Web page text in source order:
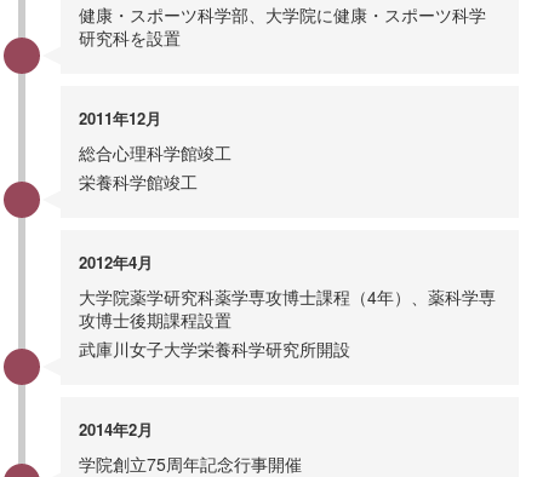
健康・スポーツ科学部、大学院に健康・スポーツ科学
研究科を設置
2011年12月
総合心理科学館竣工
栄養科学館竣工
2012年4月
大学院薬学研究科薬学専攻博士課程（4年）、薬科学専
攻博士後期課程設置
武庫川女子大学栄養科学研究所開設
2014年2月
学院創立75周年記念行事開催